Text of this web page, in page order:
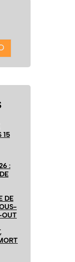
15
:
DE
OUT